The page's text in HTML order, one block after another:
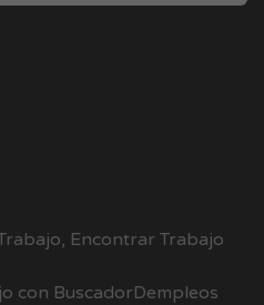
Encontrar Trabajo
con BuscadorDempleos